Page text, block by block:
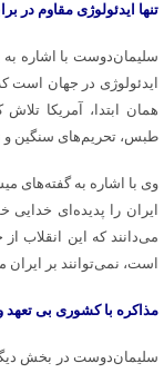
تنها ایدئولوژی مقاوم در
سلیمان‌دوست با اشاره به
ایدئولوژی در جهان است
همان ابتدا، آمریکا تلاش
طبس، تحریم‌های سنگین و
وی با اشاره به گفته‌های
ایران را پدیده‌ای
می‌دانند که این انقلاب
است، نمی‌توانند بر
مذاکره با کشوری بی
سلیمان‌دوست در بخش